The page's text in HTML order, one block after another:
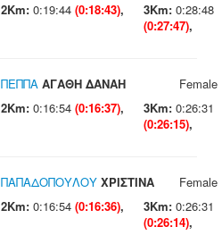
2Km: 0:19:44 (0:18:43), 3Km: 0:28:48
(0:27:47),
ΠΕΠΠΑ ΑΓΑΘΗ ΔΑΝΑΗ
Female
2Km: 0:16:54 (0:16:37), 3Km: 0:26:31
(0:26:15),
ΠΑΠΑΔΟΠΟΥΛΟΥ ΧΡΙΣΤΙΝΑ
Female
2Km: 0:16:54 (0:16:36), 3Km: 0:26:31
(0:26:14),